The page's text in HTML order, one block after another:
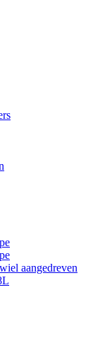
aangedreven